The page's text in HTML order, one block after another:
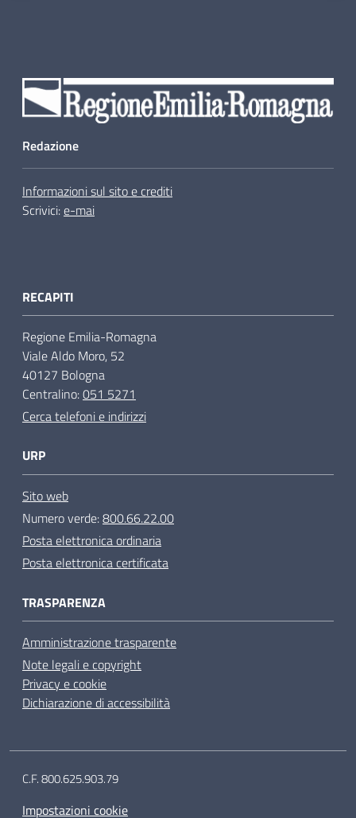
Redazione
Informazioni sul sito e crediti
Scrivici:e-mai
RECAPITI
Regione Emilia-Romagna
Viale Aldo Moro, 52
40127 Bologna
Centralino:051 5271
Cerca telefoni e indirizzi
URP
Sito web
Numero verde:800.66.22.00
Posta elettronica ordinaria
Posta elettronica certificata
TRASPARENZA
Amministrazione trasparente
Note legali e copyright
Privacy e cookie
Dichiarazione di accessibilità
C.F. 800.625.903.79
Impostazioni cookie